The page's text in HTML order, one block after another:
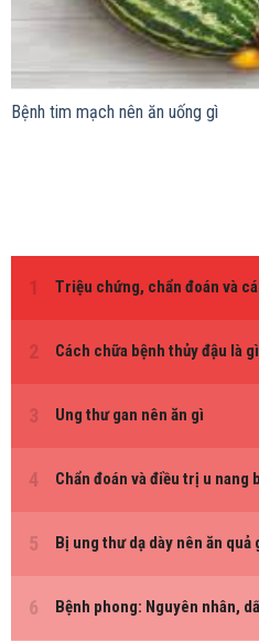
Bệnh tim mạch nên ăn uống gì